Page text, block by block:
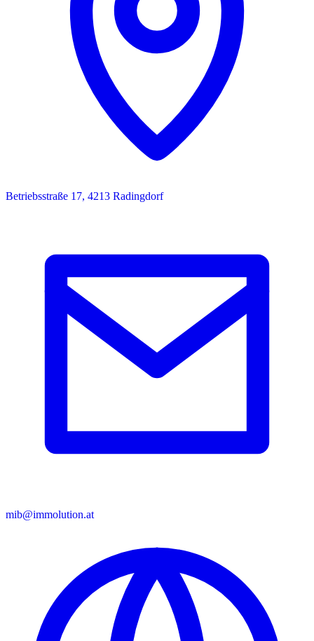
Betriebsstraße 17, 4213 Radingdorf
mib@immolution.at